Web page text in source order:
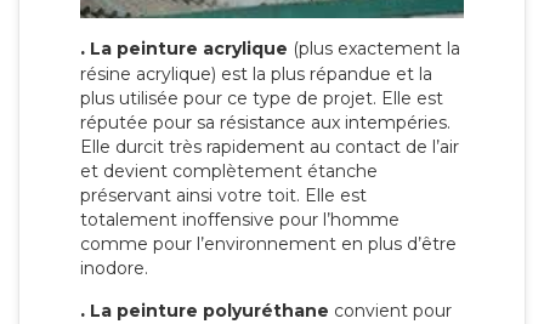
. La peinture acrylique (plus exactement la
résine acrylique) est la plus répandue et la
plus utilisée pour ce type de projet. Elle est
réputée pour sa résistance aux intempéries.
Elle durcit très rapidement au contact de l’air
et devient complètement étanche
préservant ainsi votre toit. Elle est
totalement inoffensive pour l’homme
comme pour l’environnement en plus d’être
inodore.
. La peinture polyuréthane convient pour